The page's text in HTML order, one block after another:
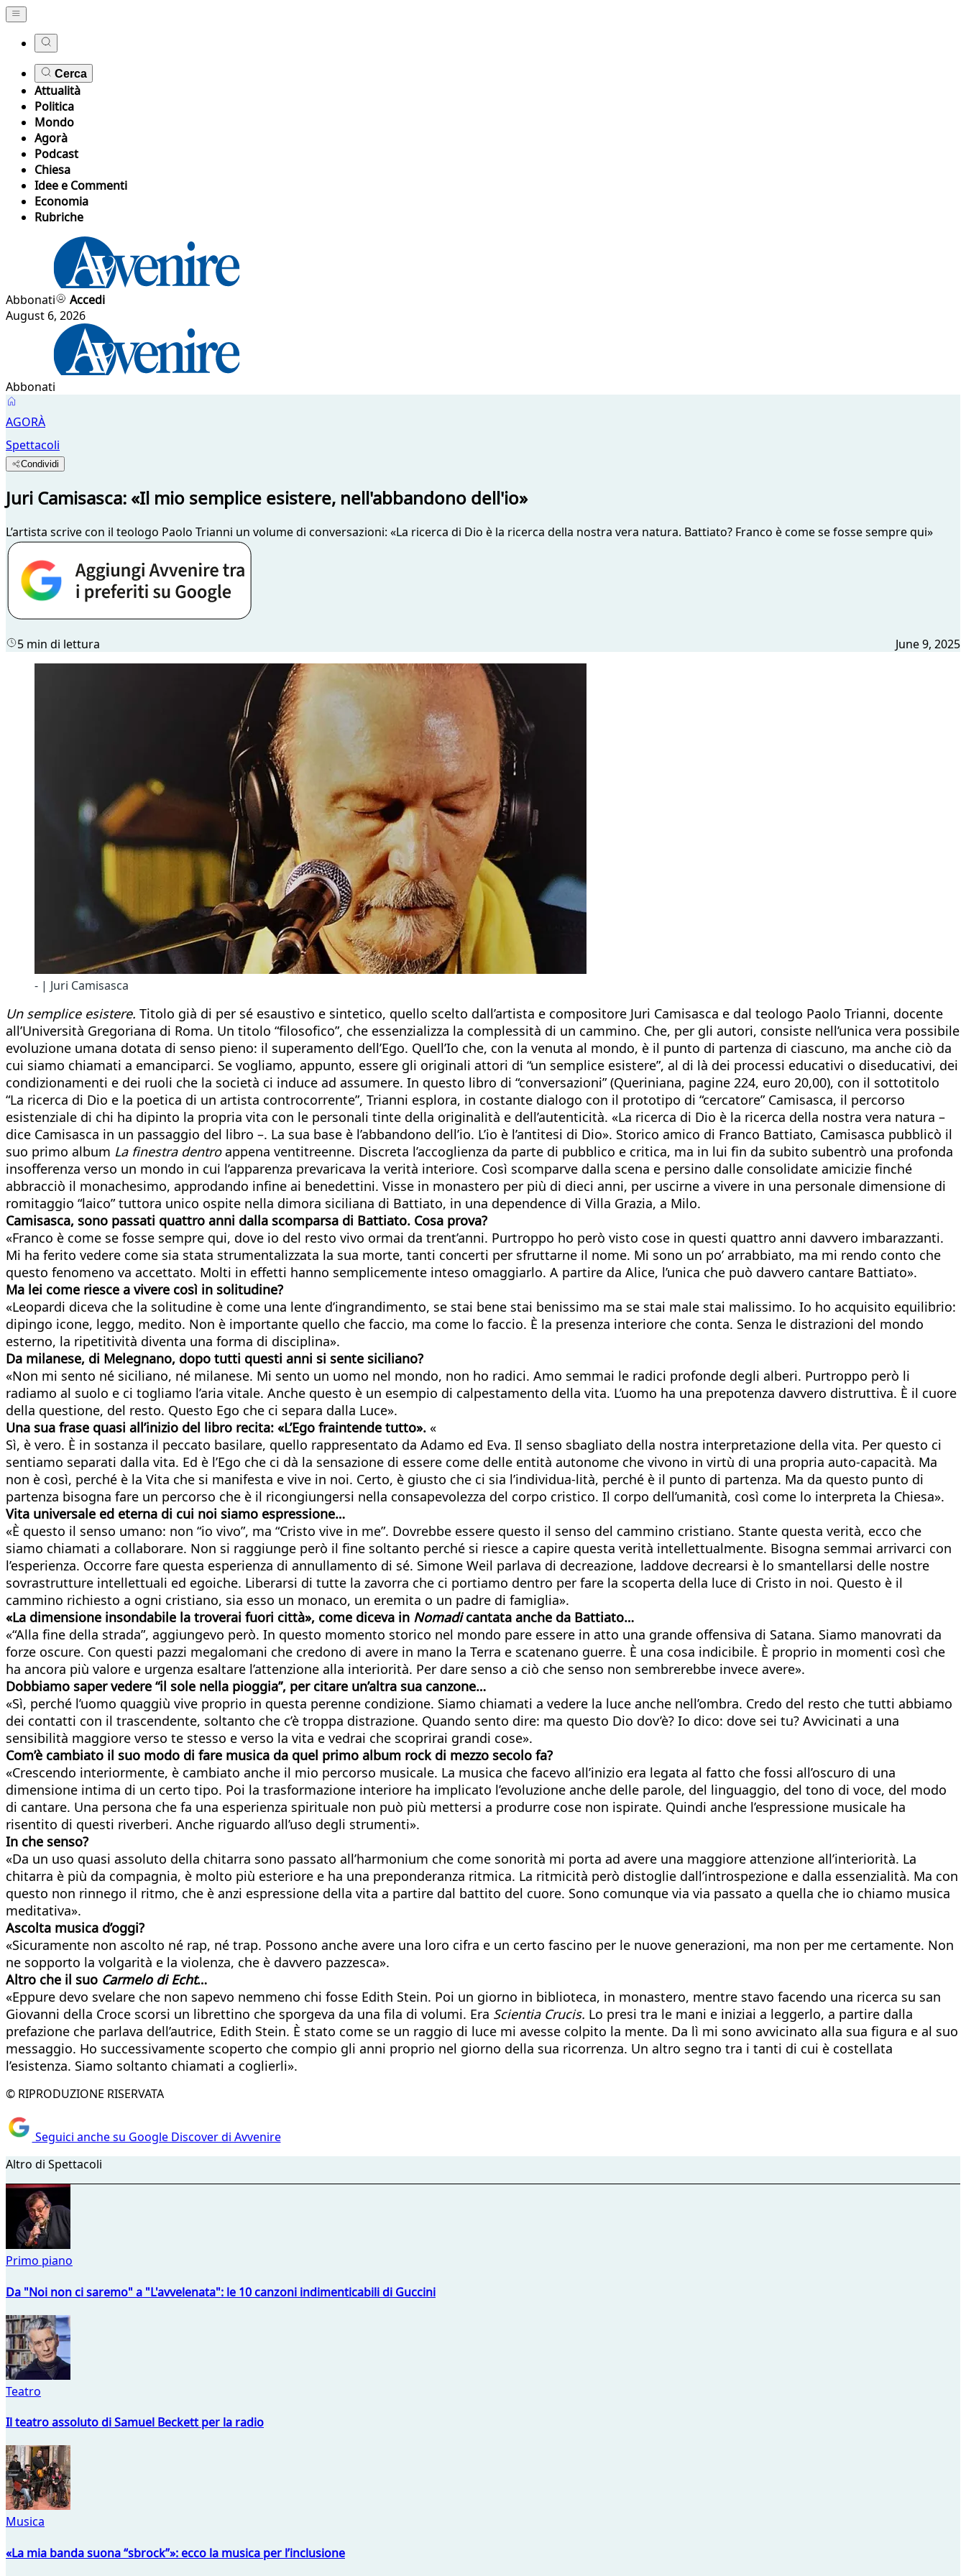
Cerca
Attualità
Politica
Mondo
Agorà
Podcast
Chiesa
Idee e Commenti
Economia
Rubriche
Abbonati
Accedi
August 6, 2026
Abbonati
AGORÀ
Spettacoli
Condividi
Juri Camisasca: «Il mio semplice esistere, nell'abbandono dell'io»
L’artista scrive con il teologo Paolo Trianni un volume di conversazioni: «La ricerca di Dio è la ricerca della nostra vera natura. Battiato? Franco è come se fosse sempre qui»
5 min di lettura June 9, 2025
- | Juri Camisasca
Un semplice esistere. Titolo già di per sé esaustivo e sintetico, quello scelto dall’artista e compositore Juri Camisasca e dal teologo Paolo Trianni, docente
all’Università Gregoriana di Roma. Un titolo “filosofico”, che essenzializza la complessità di un cammino. Che, per gli autori, consiste nell’unica vera possibile
evoluzione umana dotata di senso pieno: il superamento dell’Ego. Quell’Io che, con la venuta al mondo, è il punto di partenza di ciascuno, ma anche ciò da
cui siamo chiamati a emanciparci. Se vogliamo, appunto, essere gli originali attori di “un semplice esistere”, al di là dei processi educativi o diseducativi, dei
condizionamenti e dei ruoli che la società ci induce ad assumere. In questo libro di “conversazioni” (Queriniana, pagine 224, euro 20,00), con il sottotitolo
“La ricerca di Dio e la poetica di un artista controcorrente”, Trianni esplora, in costante dialogo con il prototipo di “cercatore” Camisasca, il percorso
esistenziale di chi ha dipinto la propria vita con le personali tinte della originalità e dell’autenticità. «La ricerca di Dio è la ricerca della nostra vera natura –
dice Camisasca in un passaggio del libro –. La sua base è l’abbandono dell’io. L’io è l’antitesi di Dio». Storico amico di Franco Battiato, Camisasca pubblicò il
suo primo album La finestra dentroappena ventitreenne. Discreta l’accoglienza da parte di pubblico e critica, ma in lui fin da subito subentrò una profonda
insofferenza verso un mondo in cui l’apparenza prevaricava la verità interiore. Così scomparve dalla scena e persino dalle consolidate amicizie finché
abbracciò il monachesimo, approdando infine ai benedettini. Visse in monastero per più di dieci anni, per uscirne a vivere in una personale dimensione di
romitaggio “laico” tuttora unico ospite nella dimora siciliana di Battiato, in una dependence di Villa Grazia, a Milo.
Camisasca, sono passati quattro anni dalla scomparsa di Battiato. Cosa prova?
«Franco è come se fosse sempre qui, dove io del resto vivo ormai da trent’anni. Purtroppo ho però visto cose in questi quattro anni davvero imbarazzanti.
Mi ha ferito vedere come sia stata strumentalizzata la sua morte, tanti concerti per sfruttarne il nome. Mi sono un po’ arrabbiato, ma mi rendo conto che
questo fenomeno va accettato. Molti in effetti hanno semplicemente inteso omaggiarlo. A partire da Alice, l’unica che può davvero cantare Battiato».
Ma lei come riesce a vivere così in solitudine?
«Leopardi diceva che la solitudine è come una lente d’ingrandimento, se stai bene stai benissimo ma se stai male stai malissimo. Io ho acquisito equilibrio:
dipingo icone, leggo, medito. Non è importante quello che faccio, ma come lo faccio. È la presenza interiore che conta. Senza le distrazioni del mondo
esterno, la ripetitività diventa una forma di disciplina».
Da milanese, di Melegnano, dopo tutti questi anni si sente siciliano?
«Non mi sento né siciliano, né milanese. Mi sento un uomo nel mondo, non ho radici. Amo semmai le radici profonde degli alberi. Purtroppo però li
radiamo al suolo e ci togliamo l’aria vitale. Anche questo è un esempio di calpestamento della vita. L’uomo ha una prepotenza davvero distruttiva. È il cuore
della questione, del resto. Questo Ego che ci separa dalla Luce».
Una sua frase quasi all’inizio del libro recita: «L’Ego fraintende tutto». «
Sì, è vero. È in sostanza il peccato basilare, quello rappresentato da Adamo ed Eva. Il senso sbagliato della nostra interpretazione della vita. Per questo ci
sentiamo separati dalla vita. Ed è l’Ego che ci dà la sensazione di essere come delle entità autonome che vivono in virtù di una propria auto-capacità. Ma
non è così, perché è la Vita che si manifesta e vive in noi. Certo, è giusto che ci sia l’individua-lità, perché è il punto di partenza. Ma da questo punto di
partenza bisogna fare un percorso che è il ricongiungersi nella consapevolezza del corpo cristico. Il corpo dell’umanità, così come lo interpreta la Chiesa».
Vita universale ed eterna di cui noi siamo espressione…
«È questo il senso umano: non “io vivo”, ma “Cristo vive in me”. Dovrebbe essere questo il senso del cammino cristiano. Stante questa verità, ecco che
siamo chiamati a collaborare. Non si raggiunge però il fine soltanto perché si riesce a capire questa verità intellettualmente. Bisogna semmai arrivarci con
l’esperienza. Occorre fare questa esperienza di annullamento di sé. Simone Weil parlava di decreazione, laddove decrearsi è lo smantellarsi delle nostre
sovrastrutture intellettuali ed egoiche. Liberarsi di tutte la zavorra che ci portiamo dentro per fare la scoperta della luce di Cristo in noi. Questo è il
cammino richiesto a ogni cristiano, sia esso un monaco, un eremita o un padre di famiglia».
«La dimensione insondabile la troverai fuori città», come diceva in Nomadi cantata anche da Battiato…
«“Alla fine della strada”, aggiungevo però. In questo momento storico nel mondo pare essere in atto una grande offensiva di Satana. Siamo manovrati da
forze oscure. Con questi pazzi megalomani che credono di avere in mano la Terra e scatenano guerre. È una cosa indicibile. È proprio in momenti così che
ha ancora più valore e urgenza esaltare l’attenzione alla interiorità. Per dare senso a ciò che senso non sembrerebbe invece avere».
Dobbiamo saper vedere “il sole nella pioggia”, per citare un’altra sua canzone…
«Sì, perché l’uomo quaggiù vive proprio in questa perenne condizione. Siamo chiamati a vedere la luce anche nell’ombra. Credo del resto che tutti abbiamo
dei contatti con il trascendente, soltanto che c’è troppa distrazione. Quando sento dire: ma questo Dio dov’è? Io dico: dove sei tu? Avvicinati a una
sensibilità maggiore verso te stesso e verso la vita e vedrai che scoprirai grandi cose».
Com’è cambiato il suo modo di fare musica da quel primo album rock di mezzo secolo fa?
«Crescendo interiormente, è cambiato anche il mio percorso musicale. La musica che facevo all’inizio era legata al fatto che fossi all’oscuro di una
dimensione intima di un certo tipo. Poi la trasformazione interiore ha implicato l’evoluzione anche delle parole, del linguaggio, del tono di voce, del modo
di cantare. Una persona che fa una esperienza spirituale non può più mettersi a produrre cose non ispirate. Quindi anche l’espressione musicale ha
risentito di questi riverberi. Anche riguardo all’uso degli strumenti».
In che senso?
«Da un uso quasi assoluto della chitarra sono passato all’harmonium che come sonorità mi porta ad avere una maggiore attenzione all’interiorità. La
chitarra è più da compagnia, è molto più esteriore e ha una preponderanza ritmica. La ritmicità però distoglie dall’introspezione e dalla essenzialità. Ma con
questo non rinnego il ritmo, che è anzi espressione della vita a partire dal battito del cuore. Sono comunque via via passato a quella che io chiamo musica
meditativa».
Ascolta musica d’oggi?
«Sicuramente non ascolto né rap, né trap. Possono anche avere una loro cifra e un certo fascino per le nuove generazioni, ma non per me certamente. Non
ne sopporto la volgarità e la violenza, che è davvero pazzesca».
Altro che il suo Carmelo di Echt…
«Eppure devo svelare che non sapevo nemmeno chi fosse Edith Stein. Poi un giorno in biblioteca, in monastero, mentre stavo facendo una ricerca su san
Giovanni della Croce scorsi un librettino che sporgeva da una fila di volumi. Era Scientia Crucis. Lo presi tra le mani e iniziai a leggerlo, a partire dalla
prefazione che parlava dell’autrice, Edith Stein. È stato come se un raggio di luce mi avesse colpito la mente. Da lì mi sono avvicinato alla sua figura e al suo
messaggio. Ho successivamente scoperto che compio gli anni proprio nel giorno della sua ricorrenza. Un altro segno tra i tanti di cui è costellata
l’esistenza. Siamo soltanto chiamati a coglierli».
© RIPRODUZIONE RISERVATA
Seguici anche su Google Discover di Avvenire
Altro di Spettacoli
Primo piano
Da "Noi non ci saremo" a "L'avvelenata": le 10 canzoni indimenticabili di Guccini
Teatro
Il teatro assoluto di Samuel Beckett per la radio
Musica
«La mia banda suona “sbrock”»: ecco la musica per l’inclusione